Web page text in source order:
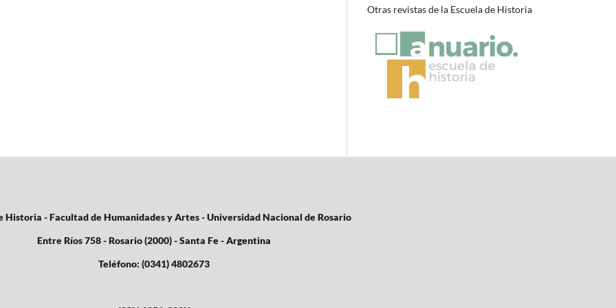
Otras revistas de la Escuela de Historia
Historia - Facultad de Humanidades y Artes - Universidad Nacional de Rosario
Entre Ríos 758 - Rosario (2000) - Santa Fe - Argentina
Teléfono: (0341) 4802673